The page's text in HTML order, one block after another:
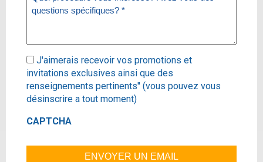
(Required)
Subscribe
J'aimerais recevoir vos promotions et
invitations exclusives ainsi que des
renseignements pertinents'' (vous pouvez vous
désinscrire a tout moment)
CAPTCHA